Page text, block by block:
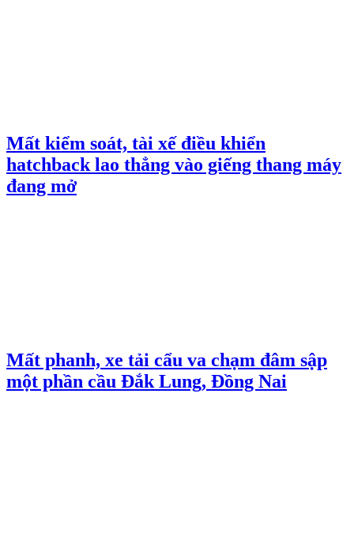
Mất kiểm soát, tài xế điều khiển
hatchback lao thẳng vào giếng thang máy
đang mở
Mất phanh, xe tải cẩu va chạm đâm sập
một phần cầu Đắk Lung, Đồng Nai